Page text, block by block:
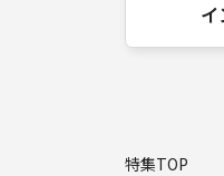
イ
特集TOP